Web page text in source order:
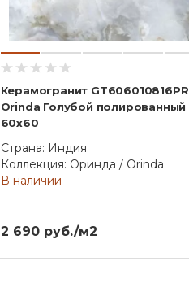
Керамогранит GT606010816PR
Orinda Голубой полированный
60x60
Страна: Индия
Коллекция: Оринда / Orinda
В наличии
2 690 руб./м2